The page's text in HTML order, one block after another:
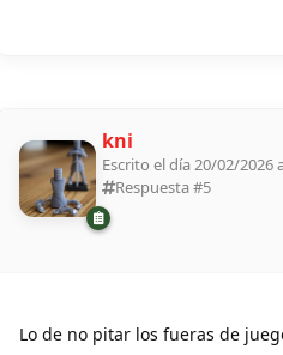
kni
Escrito el día 20/02/2026
Respuesta #5
Lo de no pitar los fueras de